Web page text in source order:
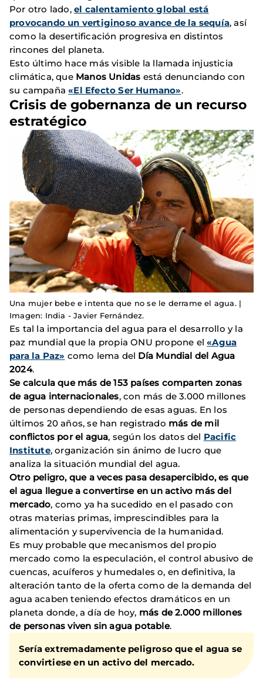
Por otro lado, el calentamiento global está
provocando un vertiginoso avance de la sequía, así
como la desertificación progresiva en distintos
rincones del planeta.
Esto último hace más visible la llamada injusticia
climática, que Manos Unidas está denunciando con
su campaña«El Efecto Ser Humano».
Crisis de gobernanza de un recurso
estratégico
Una mujer bebe e intenta que no se le derrame el agua. |
Imagen: India - Javier Fernández.
Es tal la importancia del agua para el desarrollo y la
paz mundial que la propia ONU propone el«Agua
para la Paz» como lema del Día Mundial del Agua
2024.
Se calcula que más de 153 países comparten zonas
de agua internacionales, con más de 3.000 millones
de personas dependiendo de esas aguas. En los
últimos 20 años, se han registrado más de mil
conflictos por el agua, según los datos del Pacific
Institute, organización sin ánimo de lucro que
analiza la situación mundial del agua.
Otro peligro, que a veces pasa desapercibido, es que
el agua llegue a convertirse en un activo más del
mercado, como ya ha sucedido en el pasado con
otras materias primas, imprescindibles para la
alimentación y supervivencia de la humanidad.
Es muy probable que mecanismos del propio
mercado como la especulación, el control abusivo de
cuencas, acuíferos y humedales o, en definitiva, la
alteración tanto de la oferta como de la demanda del
agua acaben teniendo efectos dramáticos en un
planeta donde, a día de hoy, más de 2.000 millones
de personas viven sin agua potable.
Sería extremadamente peligroso que el agua se
convirtiese en un activo del mercado.